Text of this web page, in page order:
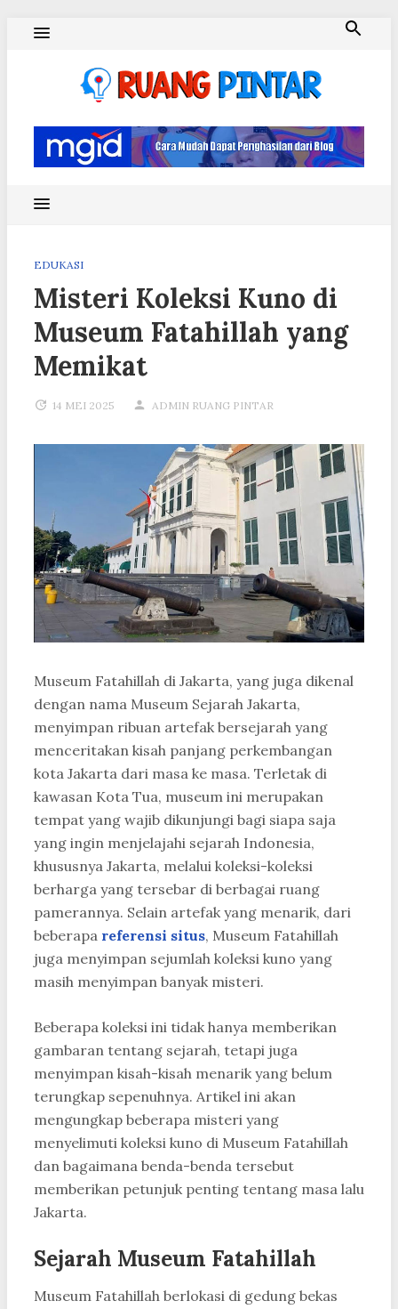
EDUKASI
Misteri Koleksi Kuno di
Museum Fatahillah yang
Memikat
14 MEI 2025 ADMIN RUANG PINTAR
Museum Fatahillah di Jakarta, yang juga dikenal
dengan nama Museum Sejarah Jakarta,
menyimpan ribuan artefak bersejarah yang
menceritakan kisah panjang perkembangan
kota Jakarta dari masa ke masa. Terletak di
kawasan Kota Tua, museum ini merupakan
tempat yang wajib dikunjungi bagi siapa saja
yang ingin menjelajahi sejarah Indonesia,
khususnya Jakarta, melalui koleksi-koleksi
berharga yang tersebar di berbagai ruang
pamerannya. Selain artefak yang menarik, dari
beberapa referensi situs, Museum Fatahillah
juga menyimpan sejumlah koleksi kuno yang
masih menyimpan banyak misteri.
Beberapa koleksi ini tidak hanya memberikan
gambaran tentang sejarah, tetapi juga
menyimpan kisah-kisah menarik yang belum
terungkap sepenuhnya. Artikel ini akan
mengungkap beberapa misteri yang
menyelimuti koleksi kuno di Museum Fatahillah
dan bagaimana benda-benda tersebut
memberikan petunjuk penting tentang masa lalu
Jakarta.
Sejarah Museum Fatahillah
Museum Fatahillah berlokasi di gedung bekas